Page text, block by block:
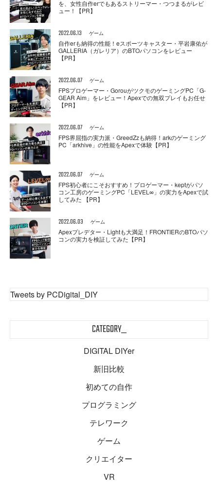
を、女性自作erでもあるストリーマー・つつまるがレビ
ュー！【PR】
2022.06.13 ゲーム
自作erも納得の性能！eスポーツキャスター・平岩康佑が
GALLERIA（ガレリア）のBTOパソコンをレビュー
【PR】
2022.06.07 ゲーム
FPSプロゲーマー・GorouがツクモのゲーミングPC「G-
GEAR Aim」をレビュー！Apexでの無双プレイもお任せ
【PR】
2022.06.07 ゲーム
FPS界屈指の実力派・GreedZzも納得！arkのゲーミング
PC「arkhive」の性能をApexで体験【PR】
2022.06.07 ゲーム
FPS初心者にこそおすすめ！プロゲーマー・keptがパソ
コン工房のゲーミングPC「LEVEL∞」の実力をApexで試
してみた 【PR】
2022.06.03 ゲーム
Apexプレデター・Lightも大満足！FRONTIERのBTOパソ
コンの実力を検証してみた【PR】
Tweets by PCDigital_DIY
CATEGORY_
DIGITAL DIYer
新旧比較
初めての自作
プログラミング
テレワーク
ゲーム
クリエイター
VR